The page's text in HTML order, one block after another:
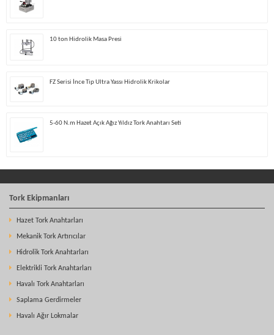
10 ton Hidrolik Masa Presi
FZ Serisi İnce Tip Ultra Yassı Hidrolik Krikolar
5-60 N.m Hazet Açık Ağız Yıldız Tork Anahtarı Seti
Tork Ekipmanları
Hazet Tork Anahtarları
Mekanik Tork Artırıcılar
Hidrolik Tork Anahtarları
Elektrikli Tork Anahtarları
Havalı Tork Anahtarları
Saplama Gerdirmeler
Havalı Ağır Lokmalar